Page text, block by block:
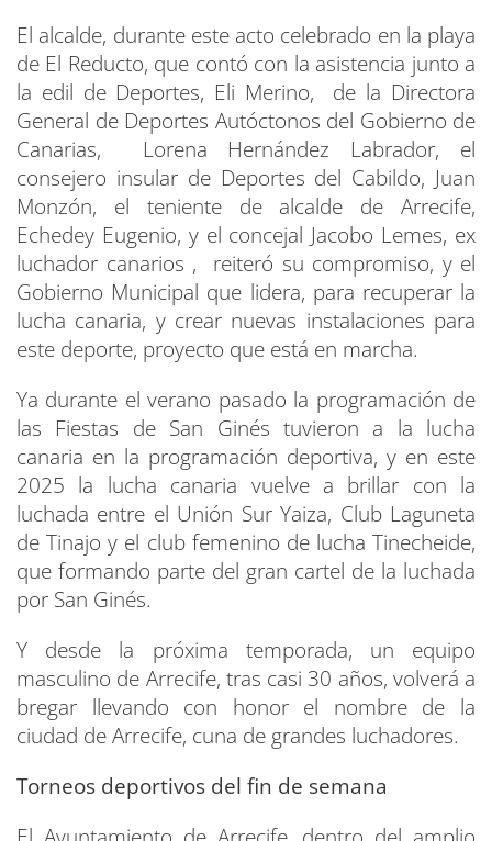
El alcalde, durante este acto celebrado en la playa
de El Reducto, que contó con la asistencia junto a
la edil de Deportes, Eli Merino, de la Directora
General de Deportes Autóctonos del Gobierno de
Canarias, Lorena Hernández Labrador, el
consejero insular de Deportes del Cabildo, Juan
Monzón, el teniente de alcalde de Arrecife,
Echedey Eugenio, y el concejal Jacobo Lemes, ex
luchador canarios , reiteró su compromiso, y el
Gobierno Municipal que lidera, para recuperar la
lucha canaria, y crear nuevas instalaciones para
este deporte, proyecto que está en marcha.
Ya durante el verano pasado la programación de
las Fiestas de San Ginés tuvieron a la lucha
canaria en la programación deportiva, y en este
2025 la lucha canaria vuelve a brillar con la
luchada entre el Unión Sur Yaiza, Club Laguneta
de Tinajo y el club femenino de lucha Tinecheide,
que formando parte del gran cartel de la luchada
por San Ginés.
Y desde la próxima temporada, un equipo
masculino de Arrecife, tras casi 30 años, volverá a
bregar llevando con honor el nombre de la
ciudad de Arrecife, cuna de grandes luchadores.
Torneos deportivos del fin de semana